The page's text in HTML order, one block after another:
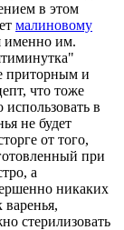
в этом
малиновому
именно им.
приторным и
что тоже
в
не будет
от того,
при
а
никаких
стерилизовать